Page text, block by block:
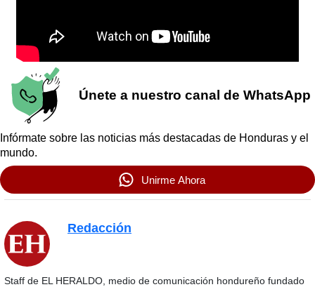
Únete a nuestro canal de WhatsApp
Infórmate sobre las noticias más destacadas de Honduras y el
mundo.
Unirme Ahora
Redacción
Staff de EL HERALDO, medio de comunicación hondureño fundado